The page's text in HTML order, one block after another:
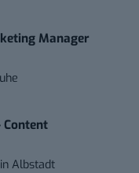
Manager
inAlbstadt